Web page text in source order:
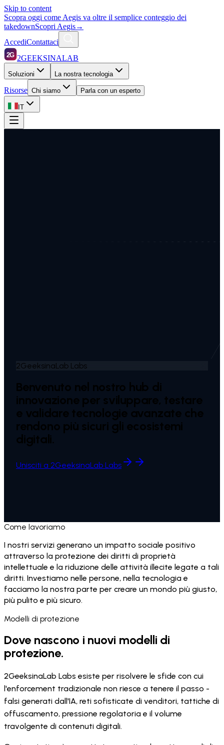
Skip to content
Scopra oggi come Aegis va oltre il semplice conteggio dei
takedownScopri Aegis→
AccediContattaci
2G 2GEEKSINALAB
Soluzioni La nostra tecnologia
Risorse Chi siamo Parla con un esperto
IT
2GeeksinaLab Labs
Benvenuto nel nostro hub di
innovazione per sviluppare, testare
e validare tecnologie avanzate che
rendono più sicuri gli ecosistemi
digitali.
Unisciti a 2GeeksinaLab Labs
Come lavoriamo
I nostri servizi generano un impatto sociale positivo
attraverso la protezione dei diritti di proprietà
intellettuale e la riduzione delle attività illecite legate a tali
diritti. Investiamo nelle persone, nella tecnologia e
facciamo la nostra parte per creare un mondo più giusto,
più pulito e più sicuro.
Modelli di protezione
Dove nascono i nuovi modelli di
protezione.
2GeeksinaLab Labs esiste per risolvere le sfide con cui
l'enforcement tradizionale non riesce a tenere il passo -
falsi generati dall'IA, reti sofisticate di venditori, tattiche di
offuscamento, pressione regolatoria e il volume
travolgente di contenuti digitali.